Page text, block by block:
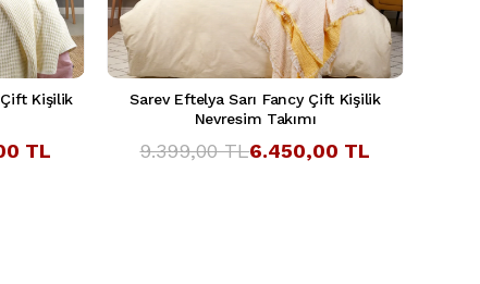
Kişilik
TL
Sarev Eftelya Sarı Fancy Çift Kişilik
Nevresim Takımı
6.450,00 TL
9.399,00 TL